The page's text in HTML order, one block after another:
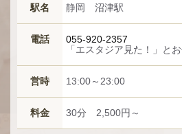
駅名 静岡 沼津駅
電話
055-920-2357
「エスタジア見た！」と
営時 13:00～23:00
料金 30分 2,500円～